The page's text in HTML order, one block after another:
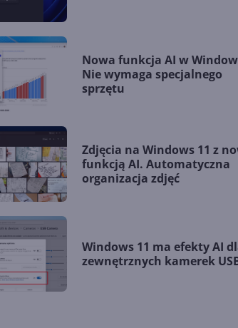
Nowa funkcja AI w
Nie wymaga specjalnego
sprzętu
Zdjęcia na Windows 11 z
funkcją AI. Automatyczna
organizacja zdjęć
Windows 11 ma efekty AI
zewnętrznych kamerek